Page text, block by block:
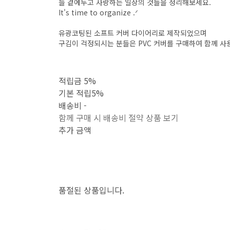
It's time to organize .ᐟ
유광코팅된 소프트 커버 다이어리로 제작되었으며
구김이 걱정되시는 분들은 PVC 커버를 구매하여 함께 사
적립금 5%
기본 적립5%
배송비-
함께 구매 시 배송비 절약 상품 보기
추가 금액
품절된 상품입니다.